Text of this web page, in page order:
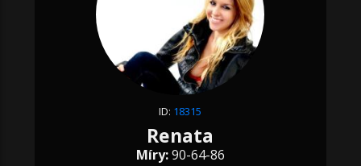
ID: 18315
Renata
Míry:90-64-86